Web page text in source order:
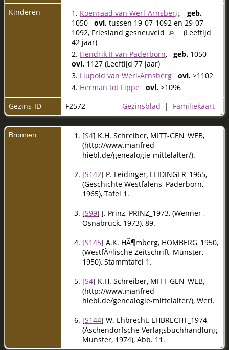
Kinderen
1. Koenraad van Werl-Arnsberg, geb.
1050 ovl. tussen 19-07-1092 en 29-07-
1092, Friesland gesneuveld
(Leeftijd
42 jaar)
2. Hendrik II van Paderborn, geb. 1050
ovl. 1127 (Leeftijd 77 jaar)
3. Liupold van Werl-Arnsberg ovl. >1102
4. Herman tot Lippe ovl. >1096
Gezins-ID
F2572 Gezinsblad | Familiekaart
Bronnen [S4] K.H. Schreiber, MITT-GEN_WEB,
(http://www.manfred-
hiebl.de/genealogie-mittelalter/).
[S142] P. Leidinger, LEIDINGER_1965,
(Geschichte Westfalens, Paderborn,
1965), Tafel 1.
[S99] J. Prinz, PRINZ_1973, (Wenner ,
Osnabruck, 1973), 89.
[S145] A.K. HÃ¶mberg, HOMBERG_1950,
(WestfÃ¤lische Zeitschrift, Munster,
1950), Stammtafel 1.
[S4] K.H. Schreiber, MITT-GEN_WEB,
(http://www.manfred-
hiebl.de/genealogie-mittelalter/), Werl.
[S144] W. Ehbrecht, EHBRECHT_1974,
(Aschendorfsche Verlagsbuchhandlung,
Munster, 1974), Abb. 11.